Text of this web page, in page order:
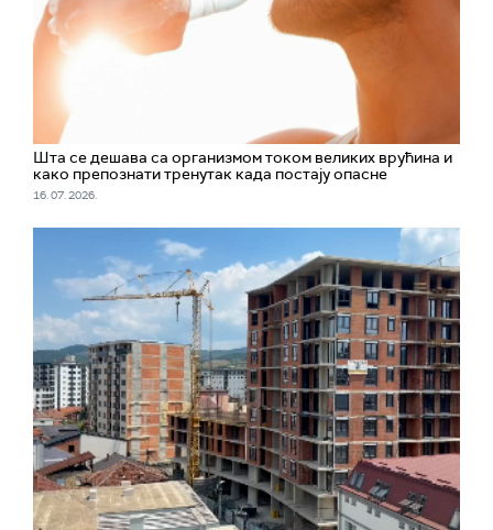
Шта се дешава са организмом током великих врућина и
како препознати тренутак када постају опасне
16. 07. 2026.